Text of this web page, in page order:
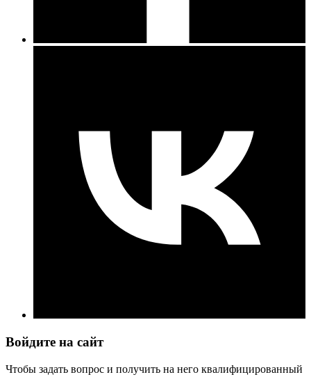
Войдите на сайт
Чтобы задать вопрос и получить на него квалифицированный